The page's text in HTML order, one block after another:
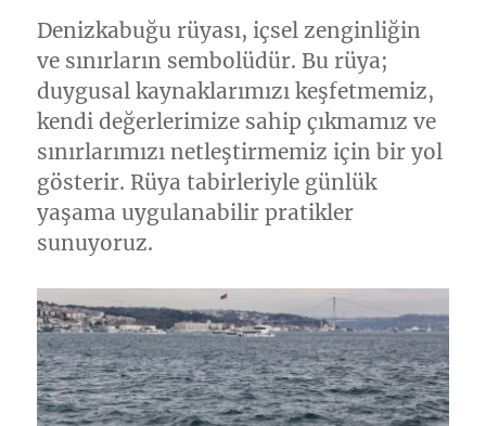
Denizkabuğu rüyası, içsel zenginliğin
ve sınırların sembolüdür. Bu rüya;
duygusal kaynaklarımızı keşfetmemiz,
kendi değerlerimize sahip çıkmamız ve
sınırlarımızı netleştirmemiz için bir yol
gösterir. Rüya tabirleriyle günlük
yaşama uygulanabilir pratikler
sunuyoruz.